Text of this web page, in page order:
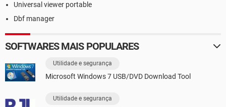
Universal viewer portable
Dbf manager
SOFTWARES MAIS POPULARES
Utilidade e segurança
Microsoft Windows 7 USB/DVD Download Tool
Utilidade e segurança